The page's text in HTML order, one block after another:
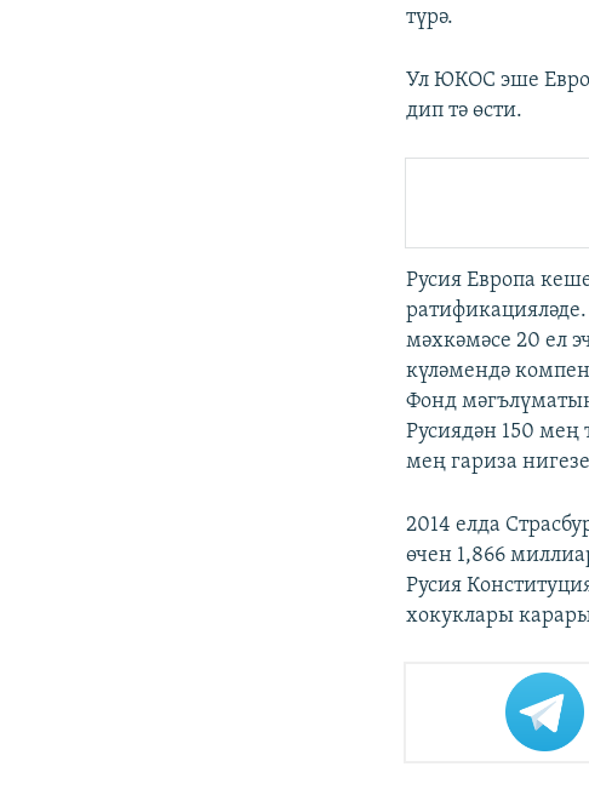
түрә.
Ул ЮКОС эше
дип тә өсти.
Русия Европа
мәхкәмәсе 20 ел
күләмендә
Фонд
Русиядән 150 мең
мең гариза
2014 елда
өчен 1,866
Русия
хокуклары